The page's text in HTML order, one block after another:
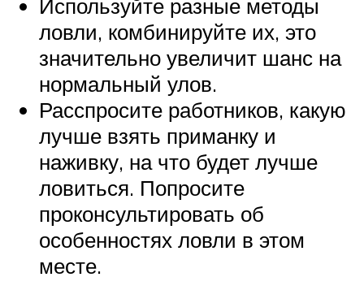
Используйте разные методы
ловли, комбинируйте их, это
значительно увеличит шанс на
нормальный улов.
Расспросите работников, какую
лучше взять приманку и
наживку, на что будет лучше
ловиться. Попросите
проконсультировать об
особенностях ловли в этом
месте.